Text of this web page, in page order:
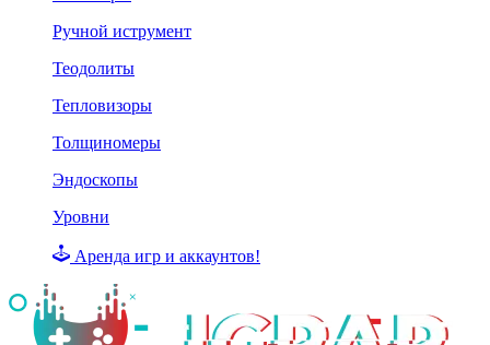
Ручной иструмент
Теодолиты
Тепловизоры
Толщиномеры
Эндоскопы
Уровни
Аренда игр и аккаунтов!